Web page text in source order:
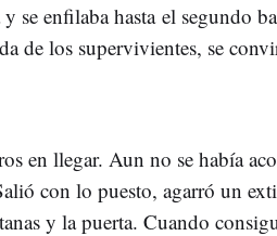
y se enfilaba hasta el segundo
de los supervivientes, se
en llegar. Aun no se había
con lo puesto, agarró un
y la puerta. Cuando